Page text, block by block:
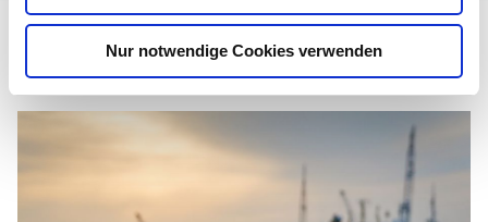
Nur notwendige Cookies verwenden
Das könnte dich auch interessieren